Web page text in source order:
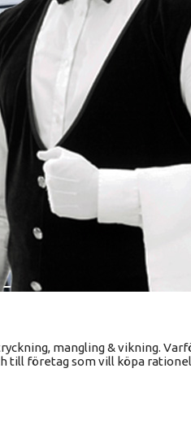
mangling & vikning.
till företag som vill köpa